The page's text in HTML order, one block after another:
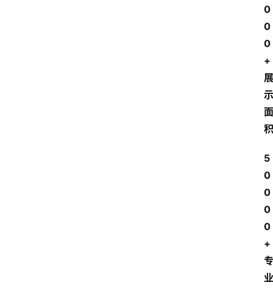
0
0
0
+
展
示
面
积
5
0
0
0
0
+
专
业